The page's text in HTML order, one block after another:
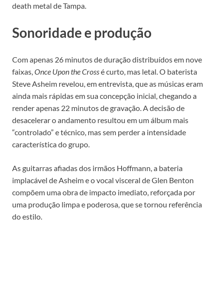
death metal de Tampa.
Sonoridade e produção
Com apenas 26 minutos de duração distribuídos em nove
faixas,Once Upon the Crossé curto, mas letal. O baterista
Steve Asheim revelou, em entrevista, que as músicas eram
ainda mais rápidas em sua concepção inicial, chegando a
render apenas 22 minutos de gravação. A decisão de
desacelerar o andamento resultou em um álbum mais
“controlado” e técnico, mas sem perder a intensidade
característica do grupo.
As guitarras afiadas dos irmãos Hoffmann, a bateria
implacável de Asheim e o vocal visceral de Glen Benton
compõem uma obra de impacto imediato, reforçada por
uma produção limpa e poderosa, que se tornou referência
do estilo.